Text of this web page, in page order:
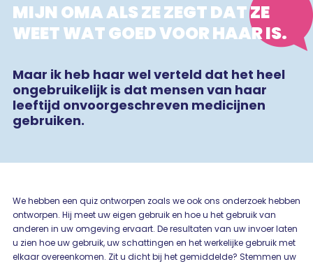
MIJN OMA ALS ZE ZEGT DAT ZE
WEET WAT GOED VOOR HAAR IS.
Maar ik heb haar wel verteld dat het heel
ongebruikelijk is dat mensen van haar
leeftijd onvoorgeschreven medicijnen
gebruiken.
We hebben een quiz ontworpen zoals we ook ons onderzoek hebben
ontworpen. Hij meet uw eigen gebruik en hoe u het gebruik van
anderen in uw omgeving ervaart. De resultaten van uw invoer laten
u zien hoe uw gebruik, uw schattingen en het werkelijke gebruik met
elkaar overeenkomen. Zit u dicht bij het gemiddelde? Stemmen uw